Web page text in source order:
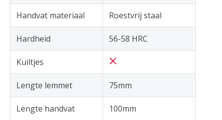
Handvat materiaal Roestvrij staal
Hardheid 56-58 HRC
Kuiltjes
Lengte lemmet 75mm
Lengte handvat 100mm